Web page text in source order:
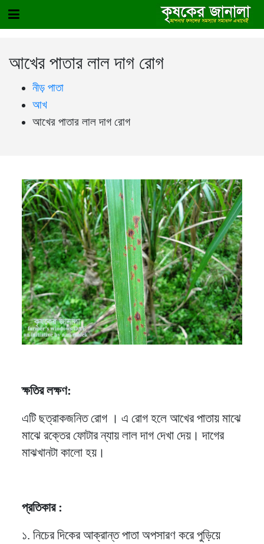
আখের পাতার লাল দাগ রোগ
নীড় পাতা
আখ
আখের পাতার লাল দাগ রোগ
ক্ষতির লক্ষণ:
এটি ছত্রাকজনিত রোগ । এ রোগ হলে আখের পাতায় মাঝে
মাঝে রক্তের ফোটার ন্যায় লাল দাগ দেখা দেয়। দাগের
মাঝখানটা কালো হয়।
প্রতিকার :
১. নিচের দিকের আক্রান্ত পাতা অপসারণ করে পুড়িয়ে